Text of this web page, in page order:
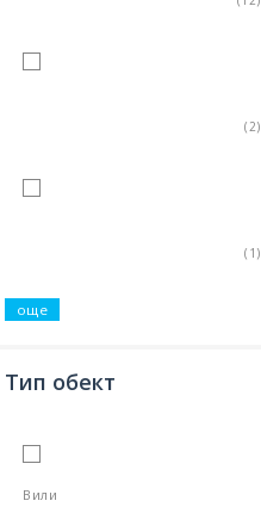
(2)
(1)
още
Тип обект
Вили